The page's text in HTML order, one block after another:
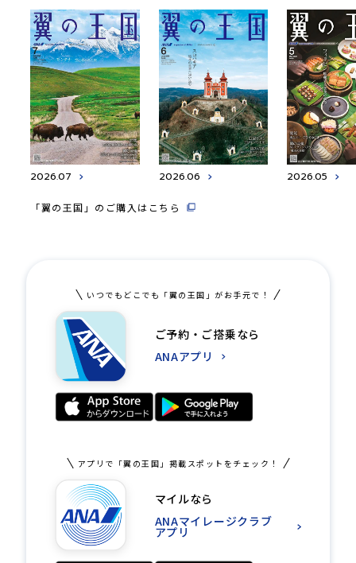
2026.07 2026.06 2026.05
「翼の王国」のご購入はこちら
いつでもどこでも「翼の王国」がお手元で！
ご予約・ご搭乗なら
ANAアプリ
アプリで「翼の王国」掲載スポットをチェック！
マイルなら
ANAマイレージクラブ
アプリ